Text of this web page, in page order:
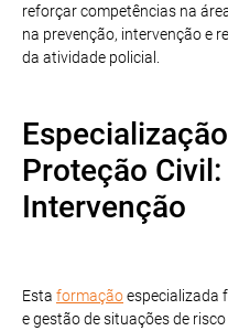
reforçar competências na
na prevenção, intervenção e
da atividade policial.
Proteção
Intervenção
Esta formaçãoespecializada
e gestão de situações de